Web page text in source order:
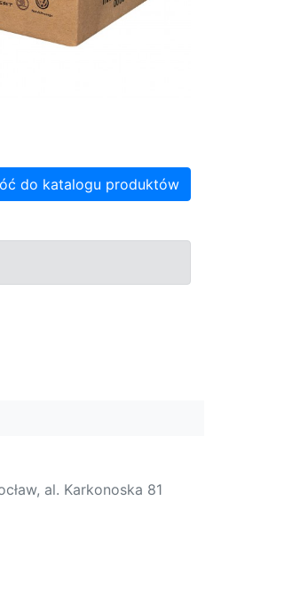
do katalogu produktów
al. Karkonoska 81